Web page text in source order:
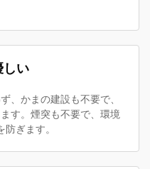
しい
、かまの建設も不要で、
す。煙突も不要で、環境
ぎます。